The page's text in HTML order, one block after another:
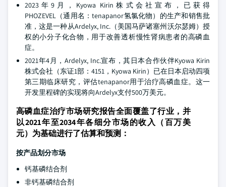
2023年9月，Kyowa Kirin株式会社宣布，已获得
PHOZEVEL（通用名：tenapanor氢氯化物）的生产和销售批
准，这是一种从Ardelyx, Inc.（美国马萨诸塞州沃尔瑟姆）授
权的小分子化合物，用于改善透析慢性肾病患者的高磷血
症。
2021年4月，Ardelyx, Inc.宣布，其日本合作伙伴Kyowa Kirin
株式会社（东证1部：4151，Kyowa Kirin）已在日本启动四项
第三期临床研究，评估tenapanor用于治疗高磷血症。这一
开发里程碑的实现将向Ardelyx支付500万美元。
高磷血症治疗市场研究报告全面覆盖了行业，并
以2021年至2034年各细分市场的收入（百万美
元）为基础进行了估算和预测：
按产品划分市场
钙基磷结合剂
非钙基磷结合剂